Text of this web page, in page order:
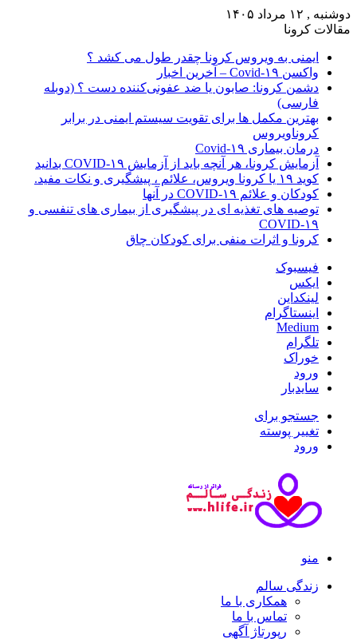
دوشنبه , ۱۲ مرداد ۱۴۰۵
مقالات کرونا
ایمنی به ویروس کرونا چقدر طول می کشد ؟
واکسن Covid-۱۹ – آخرین اخبار
دشمن کرونا: صابون یا ضد عفونی‌کننده دست ؟ (دوبله
فارسی)
بهترین مکمل ها برای تقویت سیستم ایمنی در برابر
کروناویروس
درمان بیماری Covid-۱۹
آزمایش کرونا، هر آنچه باید از آزمایش COVID-۱۹ بدانید
کوید ۱۹ یا کرونا ویروس، علائم ، پیشگیری و نکات مفید.
کودکان و علائم COVID-۱۹ در آنها
توصیه های تغذیه ای در پیشگیری از بیماری های تنفسی و
COVID-۱۹
کرونا و اثرات منفی برای کودکان چاق
فیسبوک
ایکس
لینکداین
اینستاگرام
Medium
تلگرام
خوراک
ورود
سایدبار
جستجو برای
تغییر پوسته
ورود
منو
زندگی سالم
همکاری با ما
تماس با ما
رپورتاژ آگهی